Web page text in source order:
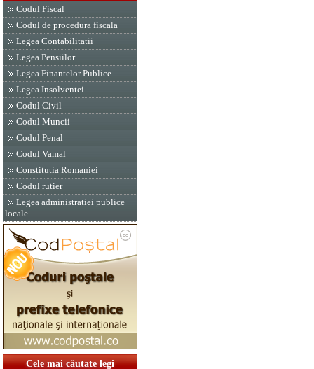
Codul Fiscal
Codul de procedura fiscala
Legea Contabilitatii
Legea Pensiilor
Legea Finantelor Publice
Legea Insolventei
Codul Civil
Codul Muncii
Codul Penal
Codul Vamal
Constitutia Romaniei
Codul rutier
Legea administratiei publice
locale
Cele mai căutate legi